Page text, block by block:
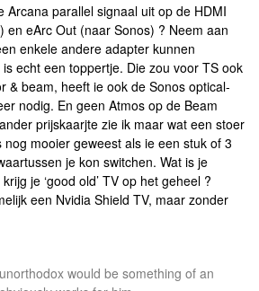
Arcana parallel signaal uit op de HDMI
en eArc Out (naar Sonos) ? Neem aan
enkele andere adapter kunnen
echt een toppertje. Die zou voor TS ook
& beam, heeft ie ook de Sonos optical-
nodig. En geen Atmos op de Beam
prijskaarjte zie ik maar wat een stoer
nog mooier geweest als ie een stuk of 3
je kon switchen. Wat is je
je ‘good old’ TV op het geheel ?
een Nvidia Shield TV, maar zonder
would be something of an